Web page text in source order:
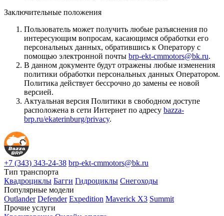
Заключительные положения
Пользователь может получить любые разъяснения по
интересующим вопросам, касающимся обработки его
персональных данных, обратившись к Оператору с
помощью электронной почты brp-ekt-cmmotors@bk.ru.
В данном документе будут отражены любые изменения
политики обработки персональных данных Оператором.
Политика действует бессрочно до замены ее новой
версией.
Актуальная версия Политики в свободном доступе
расположена в сети Интернет по адресу bazza-
brp.ru/ekaterinburg/privacy.
+7 (343) 343-24-38 brp-ekt-cmmotors@bk.ru
Тип транспорта
Квадроциклы Багги Гидроциклы Снегоходы
Популярные модели
Outlander Defender Expedition Maverick X3 Summit
Прочие услуги